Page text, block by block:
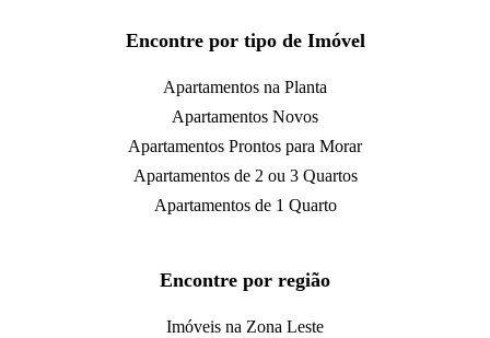
Encontre por tipo de Imóvel
Apartamentos na Planta
Apartamentos Novos
Apartamentos Prontos para Morar
Apartamentos de 2 ou 3 Quartos
Apartamentos de 1 Quarto
Encontre por região
Imóveis na Zona Leste